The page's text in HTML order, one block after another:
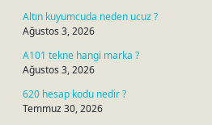
Altın kuyumcuda neden ucuz ?
Ağustos 3, 2026
A101 tekne hangi marka ?
Ağustos 3, 2026
620 hesap kodu nedir ?
Temmuz 30, 2026